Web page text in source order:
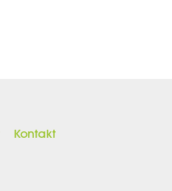
Kontakt